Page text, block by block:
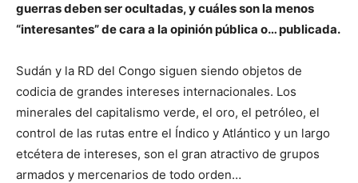
guerras deben ser ocultadas, y cuáles son la menos
“interesantes” de cara a la opinión pública o… publicada.
Sudán y la RD del Congo siguen siendo objetos de
codicia de grandes intereses internacionales. Los
minerales del capitalismo verde, el oro, el petróleo, el
control de las rutas entre el Índico y Atlántico y un largo
etcétera de intereses, son el gran atractivo de grupos
armados y mercenarios de todo orden…